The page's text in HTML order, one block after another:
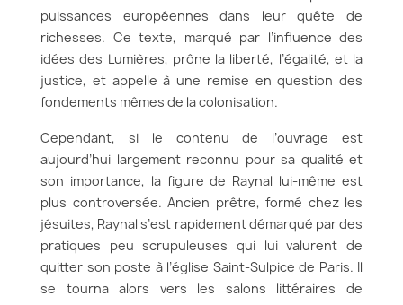
puissances européennes dans leur quête de
richesses. Ce texte, marqué par l’influence des
idées des Lumières, prône la liberté, l’égalité, et la
justice, et appelle à une remise en question des
fondements mêmes de la colonisation.
Cependant, si le contenu de l’ouvrage est
aujourd’hui largement reconnu pour sa qualité et
son importance, la figure de Raynal lui-même est
plus controversée. Ancien prêtre, formé chez les
jésuites, Raynal s’est rapidement démarqué par des
pratiques peu scrupuleuses qui lui valurent de
quitter son poste à l’église Saint-Sulpice de Paris. Il
se tourna alors vers les salons littéraires de